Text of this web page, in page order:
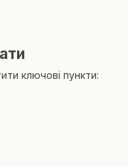
ключові пункти: